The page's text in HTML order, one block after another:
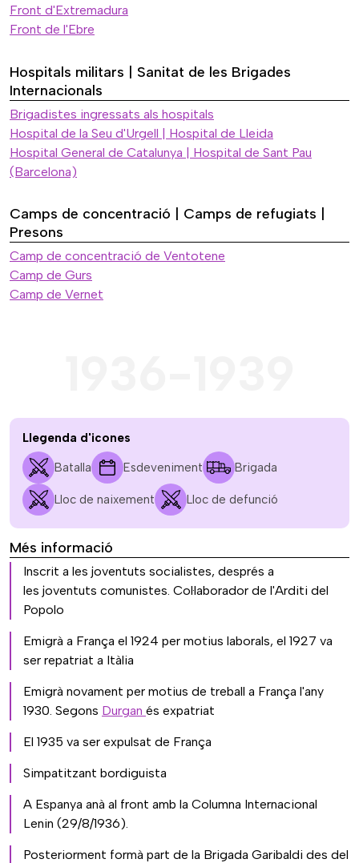
Front d'Extremadura
Front de l'Ebre
Hospitals militars | Sanitat de les Brigades
Internacionals
Brigadistes ingressats als hospitals
Hospital de la Seu d'Urgell | Hospital de Lleida
Hospital General de Catalunya | Hospital de Sant Pau
(Barcelona)
Camps de concentració | Camps de refugiats |
Presons
Camp de concentració de Ventotene
Camp de Gurs
Camp de Vernet
Llegenda d'icones
Batalla Esdeveniment Brigada
Lloc de naixement Lloc de defunció
Més informació
Inscrit a les joventuts socialistes, després a
les joventuts comunistes. Col·laborador de l'Arditi del
Popolo
Emigrà a França el 1924 per motius laborals, el 1927 va
ser repatriat a Itàlia
Emigrà novament per motius de treball a França l'any
1930. Segons Durgan és expatriat
El 1935 va ser expulsat de França
Simpatitzant bordiguista
A Espanya anà al front amb la Columna Internacional
Lenin (29/8/1936).
Posteriorment formà part de la Brigada Garibaldi des del